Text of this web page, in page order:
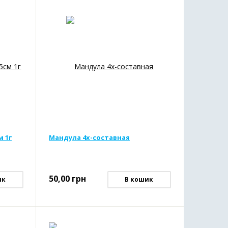
1г Мандула 4х-составная
50,00 грн В кошик